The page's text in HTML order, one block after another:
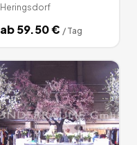
Heringsdorf
ab59.50€ / Tag